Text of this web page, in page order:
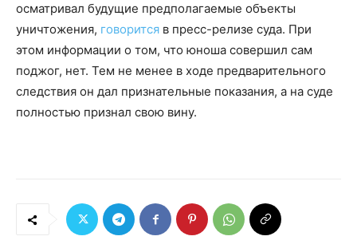
осматривал будущие предполагаемые объекты
уничтожения, говорится в пресс-релизе суда. При
этом информации о том, что юноша совершил сам
поджог, нет. Тем не менее в ходе предварительного
следствия он дал признательные показания, а на суде
полностью признал свою вину.